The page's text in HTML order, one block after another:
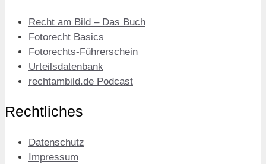
Recht am Bild – Das Buch
Fotorecht Basics
Fotorechts-Führerschein
Urteilsdatenbank
rechtambild.de Podcast
Rechtliches
Datenschutz
Impressum